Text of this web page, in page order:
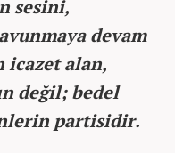
sesini,
devam
icazet alan,
değil; bedel
partisidir.